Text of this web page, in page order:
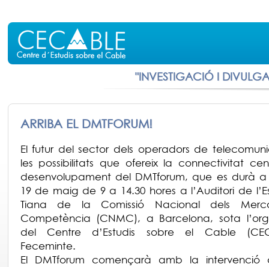
"INVESTIGACIÓ I
ARRIBA EL DMTFORUM!
El futur del sector dels operadors de
les possibilitats que ofereix la connectivitat
desenvolupament del DMTforum, que es durà
19 de maig de 9 a 14.30 hores a l’Auditori de
Tiana de la Comissió Nacional dels
Competència (CNMC), a Barcelona, sota
del Centre d’Estudis sobre el Cable
Feceminte.
El DMTforum començarà amb la intervenció